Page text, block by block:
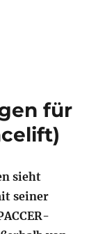
für
sieht
seiner